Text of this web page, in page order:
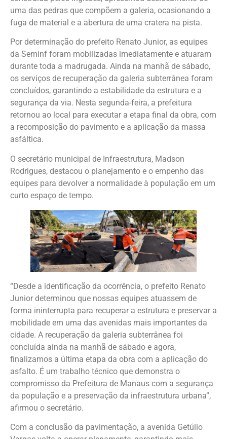
uma das pedras que compõem a galeria, ocasionando a
fuga de material e a abertura de uma cratera na pista.
Por determinação do prefeito Renato Junior, as equipes
da Seminf foram mobilizadas imediatamente e atuaram
durante toda a madrugada. Ainda na manhã de sábado,
os serviços de recuperação da galeria subterrânea foram
concluídos, garantindo a estabilidade da estrutura e a
segurança da via. Nesta segunda-feira, a prefeitura
retornou ao local para executar a etapa final da obra, com
a recomposição do pavimento e a aplicação da massa
asfáltica.
O secretário municipal de Infraestrutura, Madson
Rodrigues, destacou o planejamento e o empenho das
equipes para devolver a normalidade à população em um
curto espaço de tempo.
“Desde a identificação da ocorrência, o prefeito Renato
Junior determinou que nossas equipes atuassem de
forma ininterrupta para recuperar a estrutura e preservar a
mobilidade em uma das avenidas mais importantes da
cidade. A recuperação da galeria subterrânea foi
concluída ainda na manhã de sábado e agora,
finalizamos a última etapa da obra com a aplicação do
asfalto. É um trabalho técnico que demonstra o
compromisso da Prefeitura de Manaus com a segurança
da população e a preservação da infraestrutura urbana”,
afirmou o secretário.
Com a conclusão da pavimentação, a avenida Getúlio